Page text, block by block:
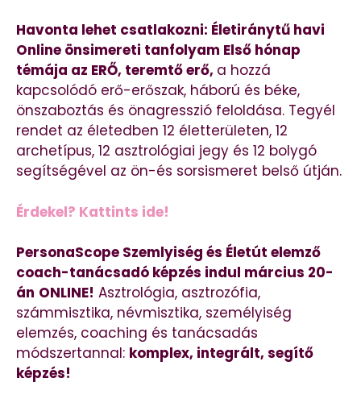
Havonta lehet csatlakozni: Életiránytű havi
Online önsimereti tanfolyam Első hónap
témája az ERŐ, teremtő erő, a hozzá
kapcsolódó erő-erőszak, háború és béke,
önszaboztás és önagresszió feloldása. Tegyél
rendet az életedben 12 életterületen, 12
archetípus, 12 asztrológiai jegy és 12 bolygó
segítségével az ön-és sorsismeret belső útján.
Érdekel? Kattints ide!
PersonaScope Szemlyiség és Életút elemző
coach-tanácsadó képzés indul március 20-
án ONLINE! Asztrológia, asztrozófia,
számmisztika, névmisztika, személyiség
elemzés, coaching és tanácsadás
módszertannal: komplex, integrált, segítő
képzés!